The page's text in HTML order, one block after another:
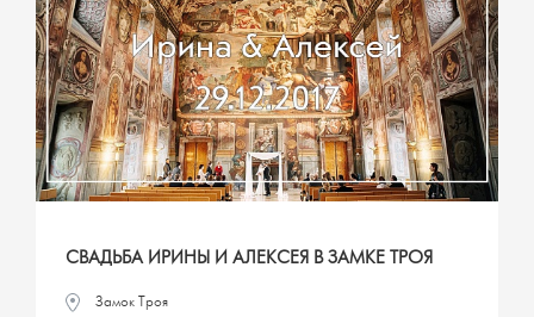
СВАДЬБА ИРИНЫ И АЛЕКСЕЯ В ЗАМКЕ ТРОЯ
Замок Троя